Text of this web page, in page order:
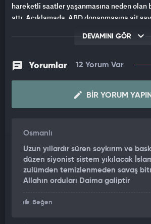
hareketli saatler yaşanmasına neden olan
attı. Açıklamada, ABD donanmasına ait
İran bayraklı iki petrol tankerini vurarak
CENTCOM'un paylaştığı bilgilere göre, 8
Körfezi üzerinden İran'a geçiş yapmak
George H.W. Bush uçak gemisinden
bacalarına hassas güdümlü mühimmatlarla
yaparak gemileri seyir dışı bıraktı ve
"ABLUKANIN TAM UYGULANMASINA
Bölgedeki askeri hareketliliğin altını çizen
Komutanı Amiral Brad Cooper,
DEVAMINI GÖR
Yorumlar 12 Yorum Var
BIR YORUM YAPIN
Osmanlı
Uzun yıllardır süren soykırım ve
düzen siyonist sistem yıkılacak
zulümden temizlenmeden savaş
Allahın orduları Daima galiptir
Beğen